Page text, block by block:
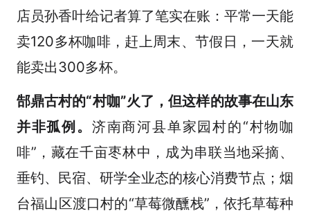
店员孙香叶给记者算了笔实在账：平常一天能
卖120多杯咖啡，赶上周末、节假日，一天就
能卖出300多杯。
郜鼎古村的“村咖”火了，但这样的故事在山东
并非孤例。 济南商河县单家园村的“村物咖
啡”，藏在千亩枣林中，成为串联当地采摘、
垂钓、民宿、研学全业态的核心消费节点；烟
台福山区渡口村的“草莓微醺栈”，依托草莓种